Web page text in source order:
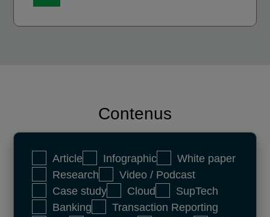
Contenus
Article Infographic
White paper
Research
Video / Podcast
Case study
Cloud
SupTech
Banking
Transaction Reporting